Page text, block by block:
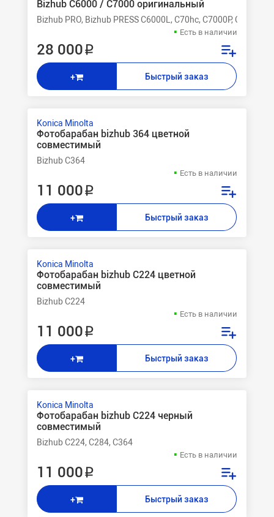
Bizhub C6000 / C7000 оригинальный
Bizhub PRO, Bizhub PRESS C6000L, C70hc, C7000P, C7000,
Есть в наличии
28 000 ₽
+ Быстрый заказ
Konica Minolta
Фотобарабан bizhub 364 цветной
совместимый
Bizhub C364
Есть в наличии
11 000 ₽
+ Быстрый заказ
Konica Minolta
Фотобарабан bizhub C224 цветной
совместимый
Bizhub C224
Есть в наличии
11 000 ₽
+ Быстрый заказ
Konica Minolta
Фотобарабан bizhub C224 черный
совместимый
Bizhub C224, C284, C364
Есть в наличии
11 000 ₽
+ Быстрый заказ